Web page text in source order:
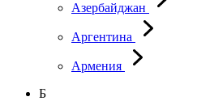
Азербайджан
Аргентина
Армения
Б